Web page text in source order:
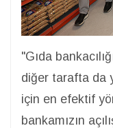
"Gıda
diğer tarafta da
için en efektif
bankamızın